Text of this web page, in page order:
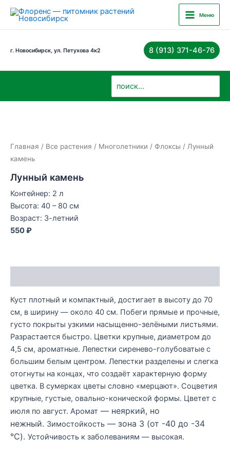
Перейти
Main
Menu
Меню
г. Новосибирск, ул. Петухова 4к2 8 (913) 371-46-76
Главная / Все растения / Многолетники / Флоксы / Лунный
камень
Лунный камень
Контейнер: 2 л
Высота: 40 – 80 см
Возраст: 3-летний
550 ₽
Куст плотный и компактный, достигает в высоту до 70
см, в ширину — около 40 см. Побеги прямые и прочные,
густо покрыты узкими насыщенно-зелёными листьями.
Разрастается быстро. Цветки крупные, диаметром до
4,5 см, ароматные. Лепестки сиренево-голубоватые с
большим белым центром. Лепестки разделены и слегка
отогнуты на концах, что создаёт характерную форму
цветка. В сумерках цветы словно «мерцают». Соцветия
крупные, густые, овально-конической формы. Цветет с
июля по август. Аромат — неяркий, но
нежный. Зимостойкость — зона 3 (от -40 до -34
°C). Устойчивость к заболеваниям — высокая.